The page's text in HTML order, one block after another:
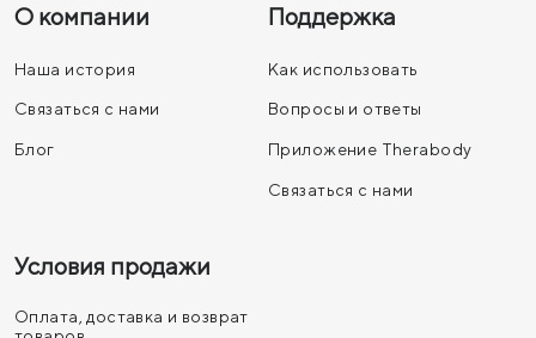
О компании
Наша история
Связаться с нами
Блог
Поддержка
Как использовать
Вопросы и ответы
Приложение Therabody
Связаться с нами
Условия продажи
Оплата, доставка и возврат